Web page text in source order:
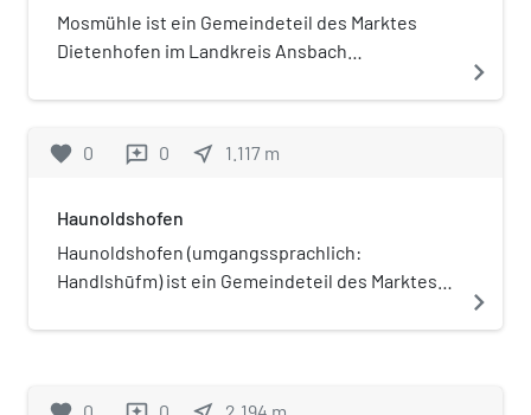
Mosmühle ist ein Gemeindeteil des Marktes
Dietenhofen im Landkreis Ansbach
navigate_next
favorite 0 reviews 0 near_me 1.117 m
Haunoldshofen
Haunoldshofen (umgangssprachlich:
Handlshūfm) ist ein Gemeindeteil des Marktes
(Mittelfranken, Bayern).
navigate_next